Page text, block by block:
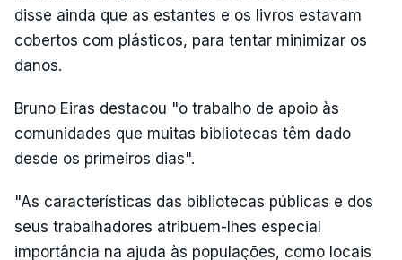
disse ainda que as estantes e os livros estavam
cobertos com plásticos, para tentar minimizar os
danos.
Bruno Eiras destacou "o trabalho de apoio às
comunidades que muitas bibliotecas têm dado
desde os primeiros dias".
"As características das bibliotecas públicas e dos
seus trabalhadores atribuem-lhes especial
importância na ajuda às populações, como locais